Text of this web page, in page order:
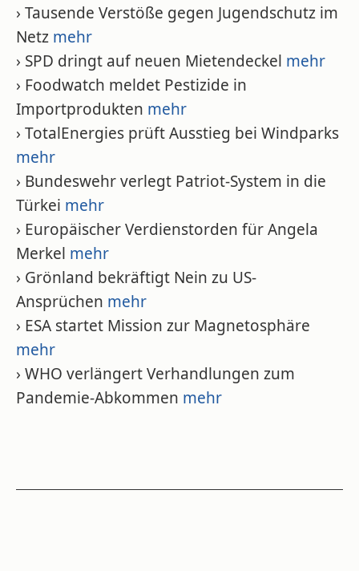
› Tausende Verstöße gegen Jugendschutz im
Netz mehr
› SPD dringt auf neuen Mietendeckel mehr
› Foodwatch meldet Pestizide in
Importprodukten mehr
› TotalEnergies prüft Ausstieg bei Windparks
mehr
› Bundeswehr verlegt Patriot-System in die
Türkei mehr
› Europäischer Verdienstorden für Angela
Merkel mehr
› Grönland bekräftigt Nein zu US-
Ansprüchen mehr
› ESA startet Mission zur Magnetosphäre
mehr
› WHO verlängert Verhandlungen zum
Pandemie-Abkommen mehr